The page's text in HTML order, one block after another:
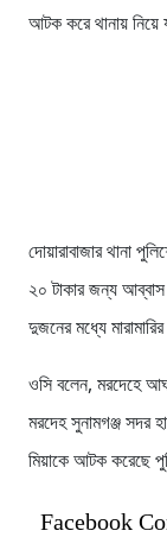
আটক করে থানায় নিয়ে
দোয়ারাবাজার থানা
২০ টাকার জন্য
দুজনের মধ্যে
ওসি বলেন, মরদেহে
মরদেহ সুনামগঞ্জ সদর
মিয়াকে আটক করেছে
Facebook